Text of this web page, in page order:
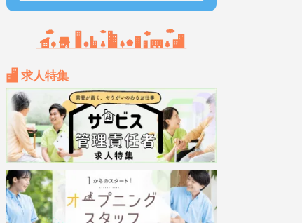
求人特集